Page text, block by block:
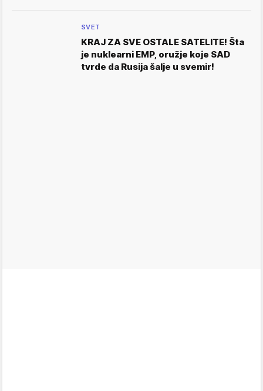
SVET
KRAJ ZA SVE OSTALE SATELITE! Šta
je nuklearni EMP, oružje koje SAD
tvrde da Rusija šalje u svemir!